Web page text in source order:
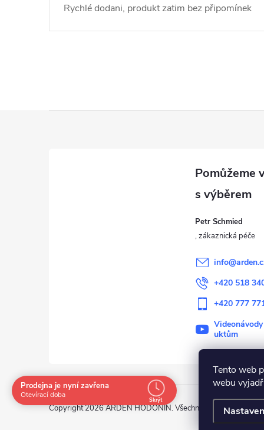
Tento web
webu
Rychlé dodani, produkt zatim bez připomínek
Petr Schmied
info@
+420 518
+420 777
uktům
Copyright 2026ARDEN HODONÍN. Všechna práva vyhrazena.
Prodejna je nyní zavřena
Otevírací doba
Skrýt
Navštivte nás osobně